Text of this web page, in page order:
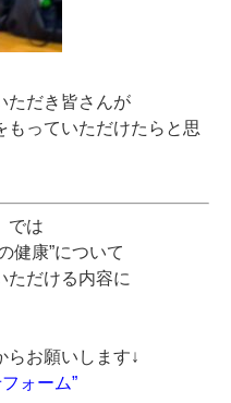
ただき皆さんが
もっていただけたらと思
では
健康”について
ただける内容に
らお願いします↓
ォーム”